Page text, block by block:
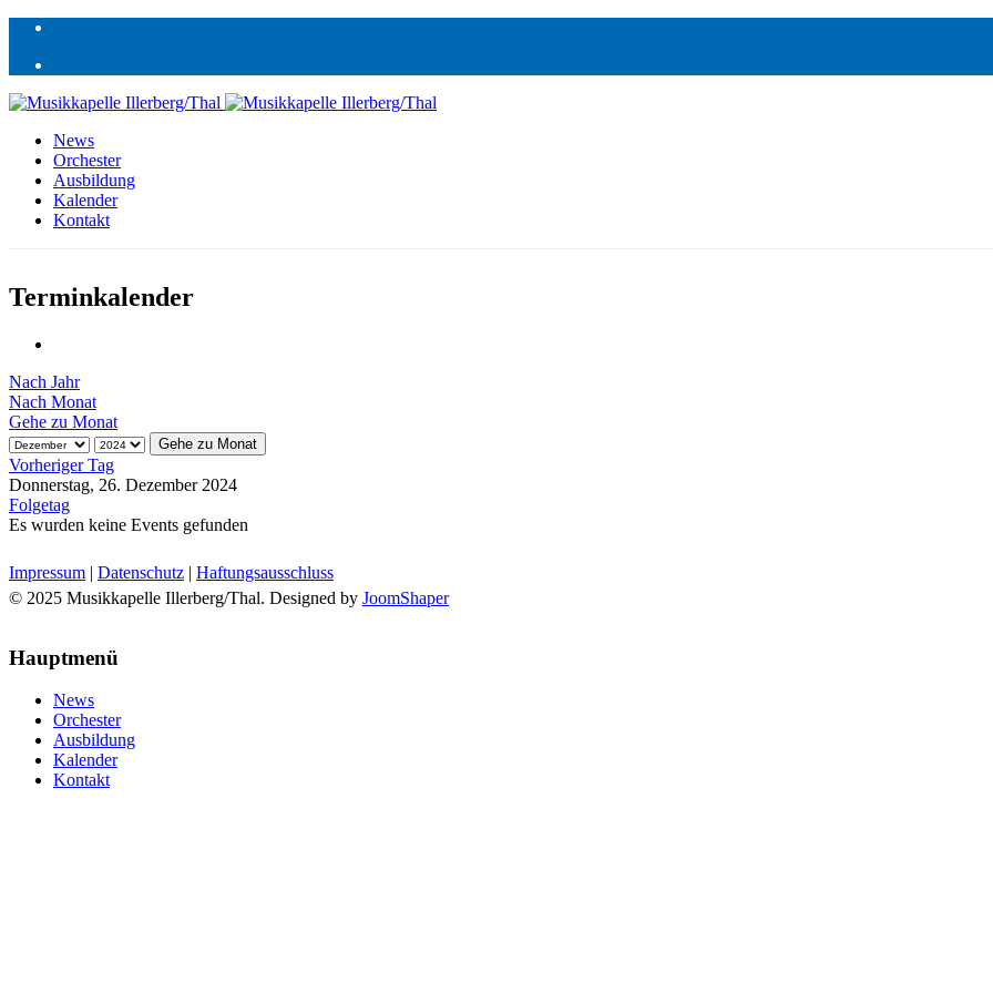
News
Orchester
Ausbildung
Kalender
Kontakt
Terminkalender
Nach Jahr
Nach Monat
Gehe zu Monat
Gehe zu Monat
Vorheriger Tag
Donnerstag, 26. Dezember 2024
Folgetag
Es wurden keine Events gefunden
Impressum | Datenschutz | Haftungsausschluss
© 2025 Musikkapelle Illerberg/Thal. Designed by JoomShaper
Hauptmenü
News
Orchester
Ausbildung
Kalender
Kontakt